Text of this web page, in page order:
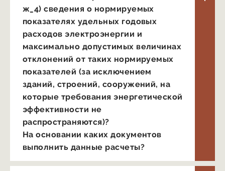
ж_4) сведения о нормируемых
показателях удельных годовых
расходов электроэнергии и
максимально допустимых величинах
отклонений от таких нормируемых
показателей (за исключением
зданий, строений, сооружений, на
которые требования энергетической
эффективности не
распространяются)?
На основании каких документов
выполнить данные расчеты?